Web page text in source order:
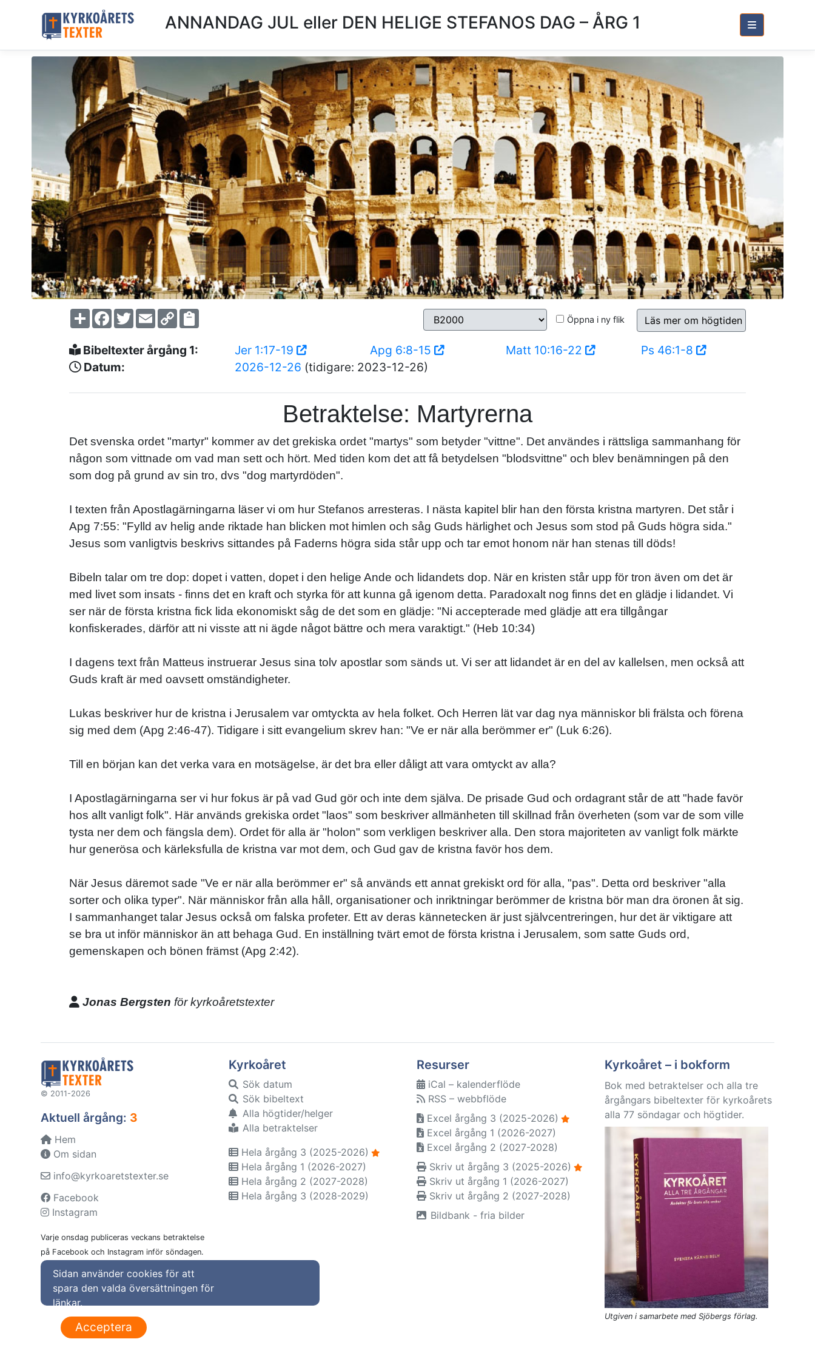
ANNANDAG JUL eller DEN HELIGE STEFANOS DAG – ÅRG 1
ShareFacebook
TwitterEmailCopy
Link Öppna i ny flik Läs mer om högtiden
Bibeltexter årgång 1: Jer 1:17-19 Apg 6:8-15 Matt 10:16-22
Ps 46:1-8
Datum:
2026-12-26 (tidigare: 2023-12-26)
Betraktelse: Martyrerna
Det svenska ordet "martyr" kommer av det grekiska ordet "martys" som betyder "vittne". Det användes i rättsliga sammanhang för
någon som vittnade om vad man sett och hört. Med tiden kom det att få betydelsen "blodsvittne" och blev benämningen på den
som dog på grund av sin tro, dvs "dog martyrdöden".
I texten från Apostlagärningarna läser vi om hur Stefanos arresteras. I nästa kapitel blir han den första kristna martyren. Det står i
Apg 7:55: "Fylld av helig ande riktade han blicken mot himlen och såg Guds härlighet och Jesus som stod på Guds högra sida."
Jesus som vanligtvis beskrivs sittandes på Faderns högra sida står upp och tar emot honom när han stenas till döds!
Bibeln talar om tre dop: dopet i vatten, dopet i den helige Ande och lidandets dop. När en kristen står upp för tron även om det är
med livet som insats - finns det en kraft och styrka för att kunna gå igenom detta. Paradoxalt nog finns det en glädje i lidandet. Vi
ser när de första kristna fick lida ekonomiskt såg de det som en glädje: "Ni accepterade med glädje att era tillgångar
konfiskerades, därför att ni visste att ni ägde något bättre och mera varaktigt." (Heb 10:34)
I dagens text från Matteus instruerar Jesus sina tolv apostlar som sänds ut. Vi ser att lidandet är en del av kallelsen, men också att
Guds kraft är med oavsett omständigheter.
Lukas beskriver hur de kristna i Jerusalem var omtyckta av hela folket. Och Herren lät var dag nya människor bli frälsta och förena
sig med dem (Apg 2:46-47). Tidigare i sitt evangelium skrev han: "Ve er när alla berömmer er" (Luk 6:26).
Till en början kan det verka vara en motsägelse, är det bra eller dåligt att vara omtyckt av alla?
I Apostlagärningarna ser vi hur fokus är på vad Gud gör och inte dem själva. De prisade Gud och ordagrant står de att "hade favör
hos allt vanligt folk". Här används grekiska ordet "laos" som beskriver allmänheten till skillnad från överheten (som var de som ville
tysta ner dem och fängsla dem). Ordet för alla är "holon" som verkligen beskriver alla. Den stora majoriteten av vanligt folk märkte
hur generösa och kärleksfulla de kristna var mot dem, och Gud gav de kristna favör hos dem.
När Jesus däremot sade "Ve er när alla berömmer er" så används ett annat grekiskt ord för alla, "pas". Detta ord beskriver "alla
sorter och olika typer". När människor från alla håll, organisationer och inriktningar berömmer de kristna bör man dra öronen åt sig.
I sammanhanget talar Jesus också om falska profeter. Ett av deras kännetecken är just självcentreringen, hur det är viktigare att
se bra ut inför människor än att behaga Gud. En inställning tvärt emot de första kristna i Jerusalem, som satte Guds ord,
gemenskapen och bönen främst (Apg 2:42).
Jonas Bergsten för kyrkoåretstexter
© 2011-2026
Aktuell årgång: 3
Hem
Om sidan
info@kyrkoaretstexter.se
Facebook
Instagram
Varje onsdag publiceras veckans betraktelse
på Facebook och Instagram inför söndagen.
Kyrkoåret
Sök datum
Sök bibeltext
Alla högtider/helger
Alla betraktelser
Hela årgång 3 (2025-2026)
Hela årgång 1 (2026-2027)
Hela årgång 2 (2027-2028)
Hela årgång 3 (2028-2029)
Resurser
iCal – kalenderflöde
RSS – webbflöde
Excel årgång 3 (2025-2026)
Excel årgång 1 (2026-2027)
Excel årgång 2 (2027-2028)
Skriv ut årgång 3 (2025-2026)
Skriv ut årgång 1 (2026-2027)
Skriv ut årgång 2 (2027-2028)
Bildbank - fria bilder
Kyrkoåret – i bokform
Bok med betraktelser och alla tre
årgångars bibeltexter för kyrkoårets
alla 77 söndagar och högtider.
Utgiven i samarbete med Sjöbergs förlag.
Sidan använder cookies för att
spara den valda översättningen för
länkar.
Acceptera